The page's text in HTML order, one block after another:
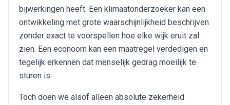
bijwerkingen heeft. Een klimaatonderzoeker kan een
ontwikkeling met grote waarschijnlijkheid beschrijven
zonder exact te voorspellen hoe elke wijk eruit zal
zien. Een econoom kan een maatregel verdedigen en
tegelijk erkennen dat menselijk gedrag moeilijk te
sturen is.
Toch doen we alsof alleen absolute zekerheid